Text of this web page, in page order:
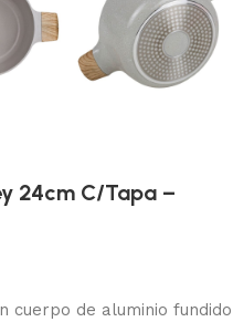
24cm C/Tapa –
cuerpo de aluminio fundido